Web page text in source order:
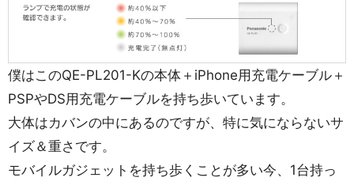
僕はこのQE-PL201-Kの本体＋iPhone用充電ケーブル＋
PSPやDS用充電ケーブルを持ち歩いています。
大体はカバンの中にあるのですが、特に気にならないサ
イズ＆重さです。
モバイルガジェットを持ち歩くことが多い今、1台持っ